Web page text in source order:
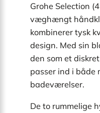
Grohe Selection
væghængt
kombinerer tysk
design. Med sin
den som et
passer ind i både
badeværelser.
De to rummelige